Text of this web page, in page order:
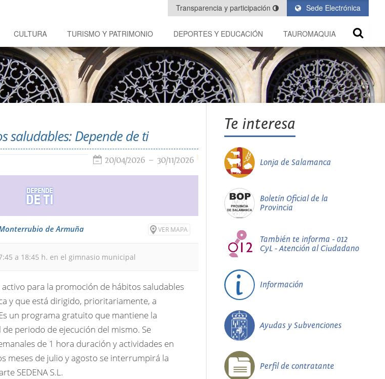
Sede Electrónica
Transparencia y participación
CULTURA TURISMO Y PATRIMONIO DEPORTES Y EDUCACIÓN TAUROMAQUIA
saludables: Depende de ti
20/04/2026 30/11/2026
de Armuña VER MAPA
a 18:45 h. en el gimnasio municipal
para la promoción de hábitos saludables
y que está dirigido, prioritariamente, a
un programa gratuito que mantiene la
periodo de ejecución del mismo. Se
de 1 hora duración y actividades en
meses de julio y agosto se interrumpirá la
SEDENA S.L.
Te interesa
Lonja de Salamanca
Boletín Oficial de la
Provincia
También te informa - 012
CyL - Atención al Ciudadano
Información
Ayudas y Subvenciones
Perfil de contratante